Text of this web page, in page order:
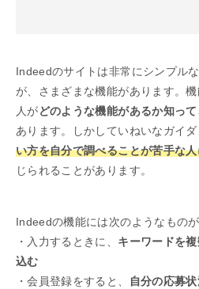
Indeedのサイトは非常にシンプル
が、さまざまな機能があります。
人がどのような機能があるか知っ
あります。しかしていねいなガイ
い方を自分で調べることが苦手な
じられることがあります。
Indeedの機能には次のようなものが
・入力するときに、 キーワードを
込む
・会員登録をすると、
自分の応募